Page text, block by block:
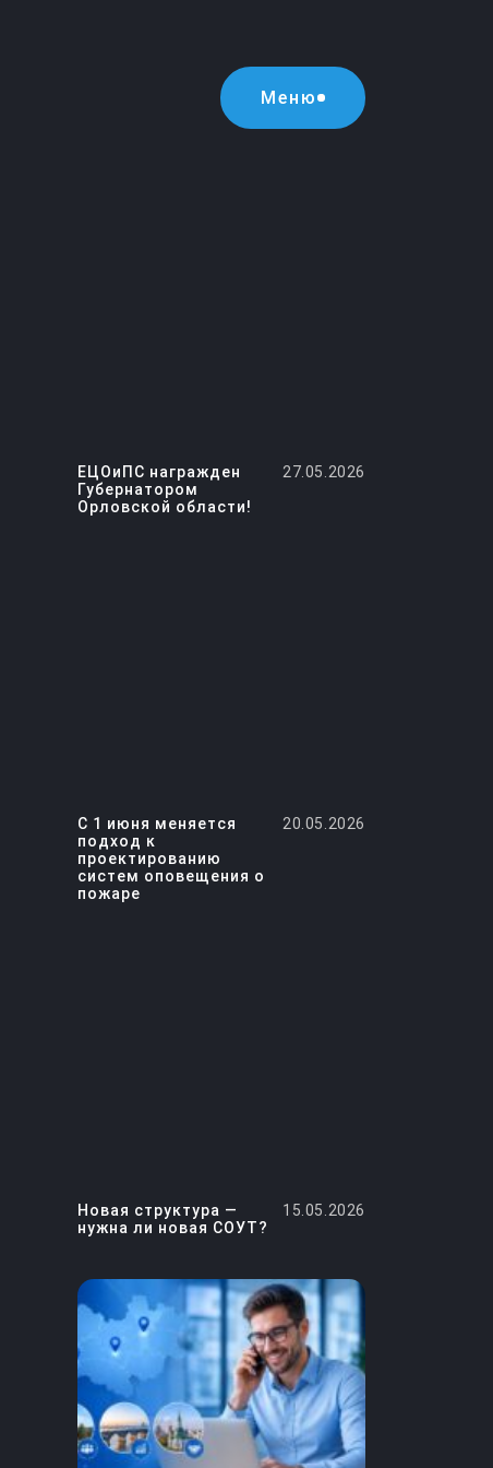
Меню
ЕЦОиПС награжден
Губернатором
Орловской области!
27.05.2026
С 1 июня меняется
подход к
проектированию
систем оповещения о
пожаре
20.05.2026
Новая структура —
нужна ли новая СОУТ?
15.05.2026